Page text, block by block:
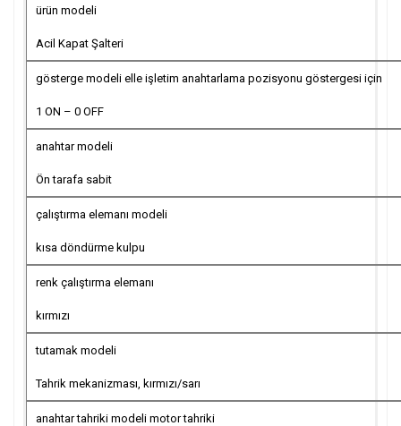
ürün modeli
Acil Kapat Şalteri
gösterge modeli elle işletim anahtarlama pozisyonu göstergesi için
1 ON – 0 OFF
anahtar modeli
Ön tarafa sabit
çalıştırma elemanı modeli
kısa döndürme kulpu
renk çalıştırma elemanı
kırmızı
tutamak modeli
Tahrik mekanizması, kırmızı/sarı
anahtar tahriki modeli motor tahriki